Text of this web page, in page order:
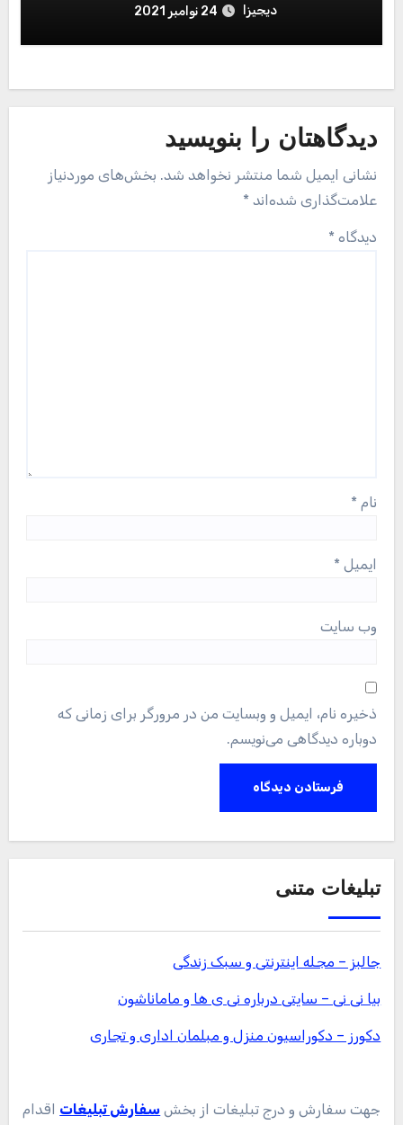
دیجیزا 24 نوامبر 2021
دیدگاهتان را بنویسید
نشانی ایمیل شما منتشر نخواهد شد. بخش‌های موردنیاز
علامت‌گذاری شده‌اند *
دیدگاه *
نام *
ایمیل *
وب‌ سایت
ذخیره نام، ایمیل و وبسایت من در مرورگر برای زمانی که
دوباره دیدگاهی می‌نویسم.
تبلیغات متنی
جالبز – مجله اینترنتی و سبک زندگی
بیا نی نی – سایتی درباره نی ی ها و ماماناشون
دکورز – دکوراسیون منزل و مبلمان اداری و تجاری
جهت سفارش و درج تبلیغات از بخش سفارش تبلیغات اقدام